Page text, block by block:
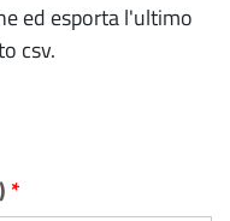
ed esporta l'ultimo
csv.
*